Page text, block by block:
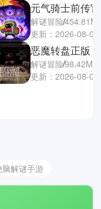
元气骑士前传
解谜冒险454.81M
更新：2026-08-05
恶魔转盘正版
解谜冒险98.42M
更新：2026-08-05
脑解谜手游